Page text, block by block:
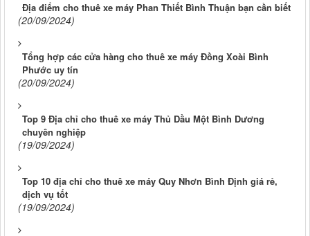
Địa điểm cho thuê xe máy Phan Thiết Bình Thuận bạn cần biết
(20/09/2024)
Tổng hợp các cửa hàng cho thuê xe máy Đồng Xoài Bình
Phước uy tín
(20/09/2024)
Top 9 Địa chỉ cho thuê xe máy Thủ Dầu Một Bình Dương
chuyên nghiệp
(19/09/2024)
Top 10 địa chỉ cho thuê xe máy Quy Nhơn Bình Định giá rẻ,
dịch vụ tốt
(19/09/2024)